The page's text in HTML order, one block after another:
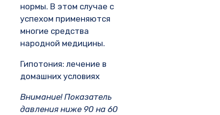
нормы. В этом случае с
успехом применяются
многие средства
народной медицины.
Гипотония: лечение в
домашних условиях
Внимание! Показатель
давления ниже 90 на 60